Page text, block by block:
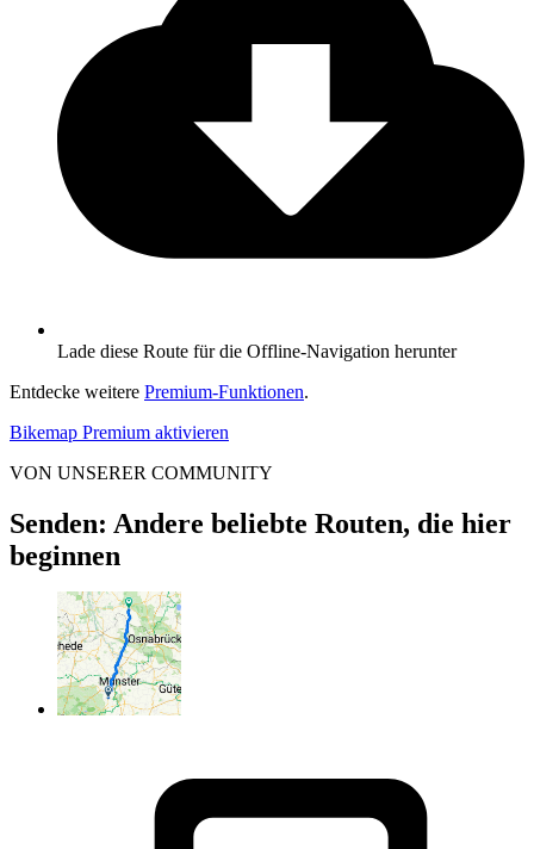
Lade diese Route für die Offline-Navigation herunter
Entdecke weitere Premium-Funktionen.
Bikemap Premium aktivieren
VON UNSERER COMMUNITY
Senden: Andere beliebte Routen, die hier
beginnen